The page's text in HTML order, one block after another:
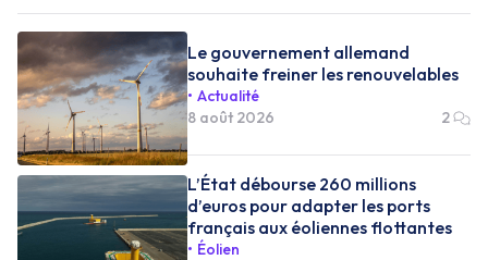
Le gouvernement allemand
souhaite freiner les renouvelables
Actualité
8 août 2026
2
L’État débourse 260 millions
d’euros pour adapter les ports
français aux éoliennes flottantes
Éolien